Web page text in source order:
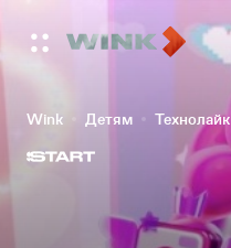
Wink Детям Технолайк